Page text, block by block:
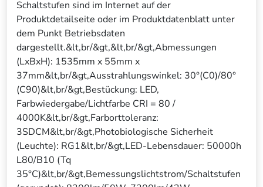
Schaltstufen sind im Internet auf der
Produktdetailseite oder im Produktdatenblatt unter
dem Punkt Betriebsdaten
dargestellt.&lt,br/&gt,&lt,br/&gt,Abmessungen
(LxBxH): 1535mm x 55mm x
37mm&lt,br/&gt,Ausstrahlungswinkel: 30°(C0)/80°
(C90)&lt,br/&gt,Bestückung: LED,
Farbwiedergabe/Lichtfarbe CRI = 80 /
4000K&lt,br/&gt,Farborttoleranz:
3SDCM&lt,br/&gt,Photobiologische Sicherheit
(Leuchte): RG1&lt,br/&gt,LED-Lebensdauer: 50000h
L80/B10 (Tq
35°C)&lt,br/&gt,Bemessungslichtstrom/Schaltstufen